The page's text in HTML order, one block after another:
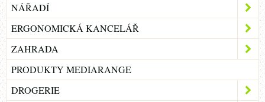
NÁŘADÍ
ERGONOMICKÁ KANCELÁŘ
ZAHRADA
PRODUKTY MEDIARANGE
DROGERIE